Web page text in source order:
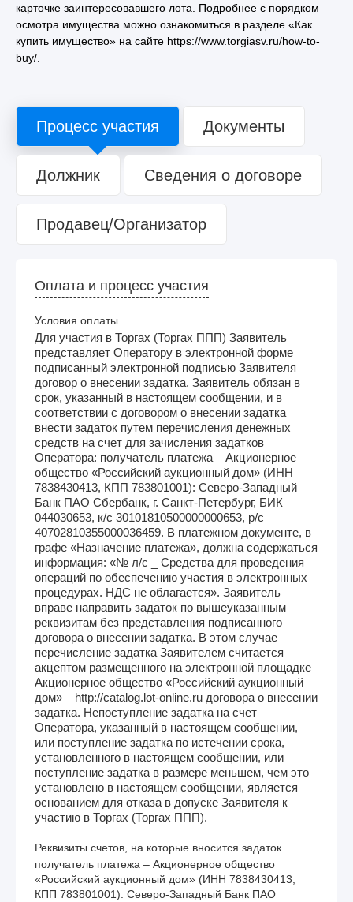
карточке заинтересовавшего лота. Подробнее с порядком
осмотра имущества можно ознакомиться в разделе «Как
купить имущество» на сайте https://www.torgiasv.ru/how-to-
buy/.
Процесс участия Документы
Должник Сведения о договоре
Продавец/Организатор
Оплата и процесс участия
Условия оплаты
Для участия в Торгах (Торгах ППП) Заявитель
представляет Оператору в электронной форме
подписанный электронной подписью Заявителя
договор о внесении задатка. Заявитель обязан в
срок, указанный в настоящем сообщении, и в
соответствии с договором о внесении задатка
внести задаток путем перечисления денежных
средств на счет для зачисления задатков
Оператора: получатель платежа – Акционерное
общество «Российский аукционный дом» (ИНН
7838430413, КПП 783801001): Северо-Западный
Банк ПАО Сбербанк, г. Санкт-Петербург, БИК
044030653, к/с 30101810500000000653, р/с
40702810355000036459. В платежном документе, в
графе «Назначение платежа», должна содержаться
информация: «№ л/с _ Средства для проведения
операций по обеспечению участия в электронных
процедурах. НДС не облагается». Заявитель
вправе направить задаток по вышеуказанным
реквизитам без представления подписанного
договора о внесении задатка. В этом случае
перечисление задатка Заявителем считается
акцептом размещенного на электронной площадке
Акционерное общество «Российский аукционный
дом» – http://catalog.lot-online.ru договора о внесении
задатка. Непоступление задатка на счет
Оператора, указанный в настоящем сообщении,
или поступление задатка по истечении срока,
установленного в настоящем сообщении, или
поступление задатка в размере меньшем, чем это
установлено в настоящем сообщении, является
основанием для отказа в допуске Заявителя к
участию в Торгах (Торгах ППП).
Реквизиты счетов, на которые вносится задаток
получатель платежа – Акционерное общество
«Российский аукционный дом» (ИНН 7838430413,
КПП 783801001): Северо-Западный Банк ПАО